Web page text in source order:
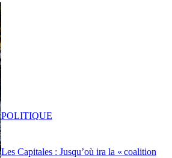
Les Capitales : Jusqu’où ira la « coalition
POLITIQUE